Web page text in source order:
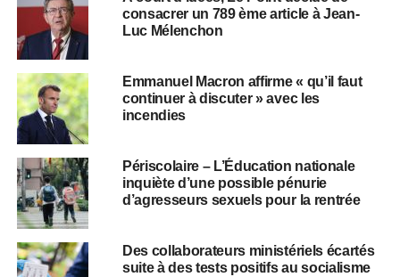
consacrer un 789 ème article à Jean-
Luc Mélenchon
Emmanuel Macron affirme « qu’il faut
continuer à discuter » avec les
incendies
Périscolaire – L’Éducation nationale
inquiète d’une possible pénurie
d’agresseurs sexuels pour la rentrée
Des collaborateurs ministériels écartés
suite à des tests positifs au socialisme